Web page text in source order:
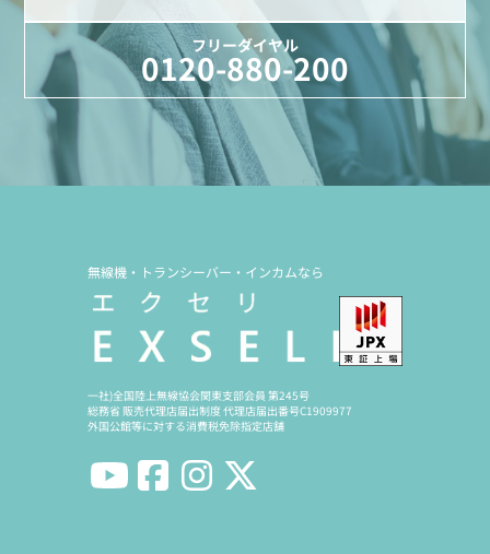
フリーダイヤル
0120-880-200
無線機・トランシーバー・インカムなら
一社)全国陸上無線協会関東支部会員 第245号
総務省 販売代理店届出制度 代理店届出番号C1909977
外国公館等に対する消費税免除指定店舗